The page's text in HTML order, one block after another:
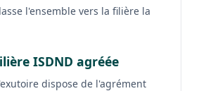
l'ensemble vers la filière la
ISDND agréée
dispose de l'agrément